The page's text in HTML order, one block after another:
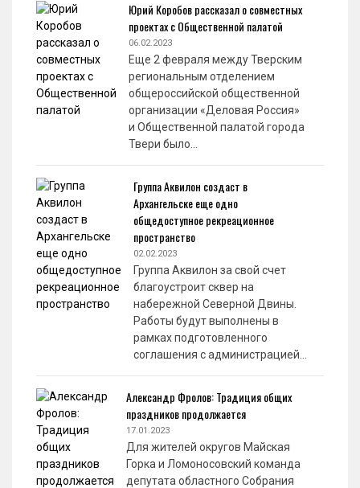
Юрий Коробов рассказал о совместных
проектах с Общественной палатой
06.02.2023
Еще 2 февраля между Тверским
региональным отделением
общероссийской общественной
организации «Деловая Россия»
и Общественной палатой города
Твери было…
Группа Аквилон создаст в
Архангельске еще одно
общедоступное рекреационное
пространство
02.02.2023
Группа Аквилон за свой счет
благоустроит сквер на
набережной Северной Двины.
Работы будут выполнены в
рамках подготовленного
соглашения с администрацией…
Александр Фролов: Традиция общих
праздников продолжается
17.01.2023
Для жителей округов Майская
Горка и Ломоносовский команда
депутата областного Собрания